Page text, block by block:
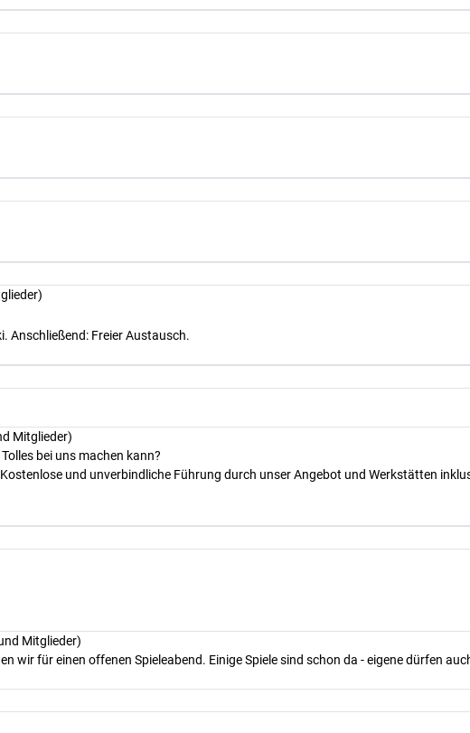
Anschließend: Freier Austausch.
Mitglieder)
bei uns machen kann?
und unverbindliche Führung durch unser Angebot und Werkstätten
Mitglieder)
wir für einen offenen Spieleabend. Einige Spiele sind schon da - eigene dürfen